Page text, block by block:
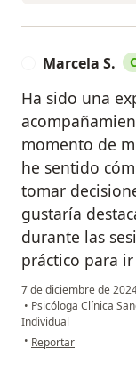
Marcela S.
Ha sido una
momento de
he sentido
tomar
gustaría
durante las
práctico para
7 de diciembre de
• Psicóloga Clínica
Individual
• en opinión del
Reportar